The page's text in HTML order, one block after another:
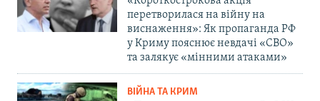
перетворилася на війну на
виснаження»: Як пропаганда РФ
у Криму пояснює невдачі «СВО»
та залякує «мінними атаками»
ВІЙНА ТА КРИМ